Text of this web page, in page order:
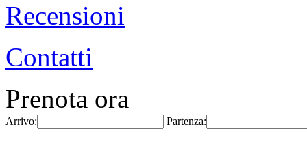
Recensioni
Contatti
Prenota ora
Arrivo: Partenza: